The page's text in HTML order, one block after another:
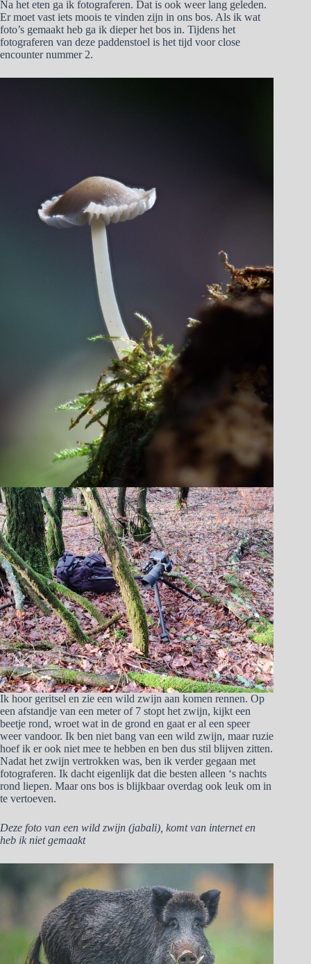
Na het eten ga ik fotograferen. Dat is ook weer lang geleden.
Er moet vast iets moois te vinden zijn in ons bos. Als ik wat
foto’s gemaakt heb ga ik dieper het bos in. Tijdens het
fotograferen van deze paddenstoel is het tijd voor close
encounter nummer 2.
Ik hoor geritsel en zie een wild zwijn aan komen rennen. Op
een afstandje van een meter of 7 stopt het zwijn, kijkt een
beetje rond, wroet wat in de grond en gaat er al een speer
weer vandoor. Ik ben niet bang van een wild zwijn, maar ruzie
hoef ik er ook niet mee te hebben en ben dus stil blijven zitten.
Nadat het zwijn vertrokken was, ben ik verder gegaan met
fotograferen. Ik dacht eigenlijk dat die besten alleen ‘s nachts
rond liepen. Maar ons bos is blijkbaar overdag ook leuk om in
te vertoeven.
Deze foto van een wild zwijn (jabali), komt van internet en
heb ik niet gemaakt